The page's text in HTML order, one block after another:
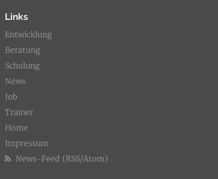
Links
Entwicklung
Beratung
Schulung
News
Job
Trainer
Home
Impressum
News-Feed (RSS/Atom)